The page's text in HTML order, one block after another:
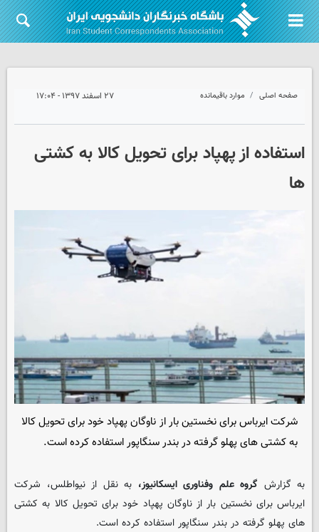
صفحه اصلی موارد باقیمانده ۲۷ اسفند ۱۳۹۷ - ۱۷:۰۴
استفاده از پهپاد برای تحویل کالا به کشتی
ها
شرکت ایرباس برای نخستین بار از ناوگان پهپاد خود برای تحویل کالا
به کشتی های پهلو گرفته در بندر سنگاپور استفاده کرده است.
به گزارش گروه علم وفناوری ایسکانیوز، به نقل از نیواطلس، شرکت
ایرباس برای نخستین بار از ناوگان پهپاد خود برای تحویل کالا به کشتی
های پهلو گرفته در بندر سنگاپور استفاده کرده است.